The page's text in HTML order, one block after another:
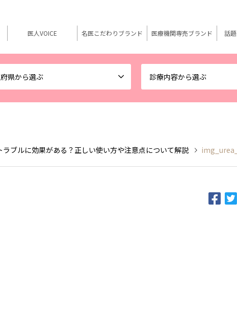
県から選ぶ 診療内容から選ぶ
医人VOICE 名医こだわりブランド 医療機関専売ブランド 話
ブルに効果がある？正しい使い方や注意点について解説